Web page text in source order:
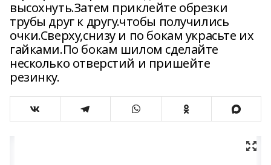
высохнуть.Затем приклейте обрезки
трубы друг к другу.чтобы получились
очки.Сверху,снизу и по бокам украсьте их
гайками.По бокам шилом сделайте
несколько отверстий и пришейте
резинку.